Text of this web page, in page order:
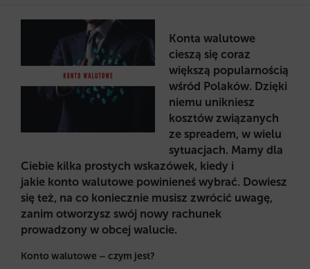
Konta walutowe
cieszą się coraz
większą popularnością
wśród Polaków. Dzięki
niemu unikniesz
kosztów związanych
ze spreadem, w wielu
sytuacjach. Mamy dla
Ciebie kilka prostych wskazówek, kiedy i
jakie konto walutowe powinieneś wybrać. Dowiesz
się też, na co koniecznie musisz zwrócić uwagę,
zanim otworzysz swój nowy rachunek
prowadzony w obcej walucie.
Konto walutowe – czym jest?